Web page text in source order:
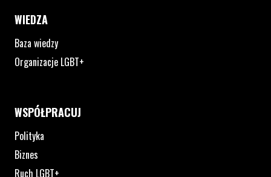
WIEDZA
Baza wiedzy
Organizacje LGBT+
WSPÓŁPRACUJ
Polityka
Biznes
Ruch LGBT+